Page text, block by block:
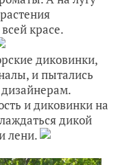
красе.
диковинки,
и пытались
и диковинки на
дикой
лени.